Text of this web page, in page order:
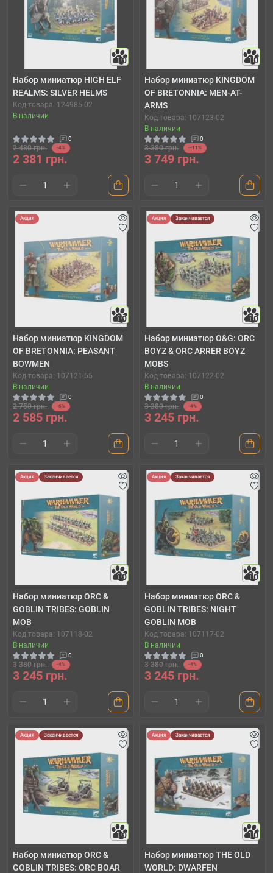
10
Набор миниатюр HIGH ELF
REALMS: SILVER HELMS
Код товара: 124985-02
В наличии
0
2 480 грн. -4%
2 381 грн.
10
Набор миниатюр KINGDOM
OF BRETONNIA: MEN-AT-
ARMS
Код товара: 107123-02
В наличии
0
3 380 грн. --11%
3 749 грн.
Акция
10
Набор миниатюр KINGDOM
OF BRETONNIA: PEASANT
BOWMEN
Код товара: 107121-55
В наличии
0
2 750 грн. -6%
2 585 грн.
Акция Заканчивается
10
Набор миниатюр O&G: ORC
BOYZ & ORC ARRER BOYZ
MOBS
Код товара: 107122-02
В наличии
0
3 380 грн. -4%
3 245 грн.
Акция Заканчивается
10
Набор миниатюр ORC &
GOBLIN TRIBES: GOBLIN
MOB
Код товара: 107118-02
В наличии
0
3 380 грн. -4%
3 245 грн.
Акция Заканчивается
10
Набор миниатюр ORC &
GOBLIN TRIBES: NIGHT
GOBLIN MOB
Код товара: 107117-02
В наличии
0
3 380 грн. -4%
3 245 грн.
Акция Заканчивается
10
Набор миниатюр ORC &
GOBLIN TRIBES: ORC BOAR
Акция Заканчивается
10
Набор миниатюр THE OLD
WORLD: DWARFEN